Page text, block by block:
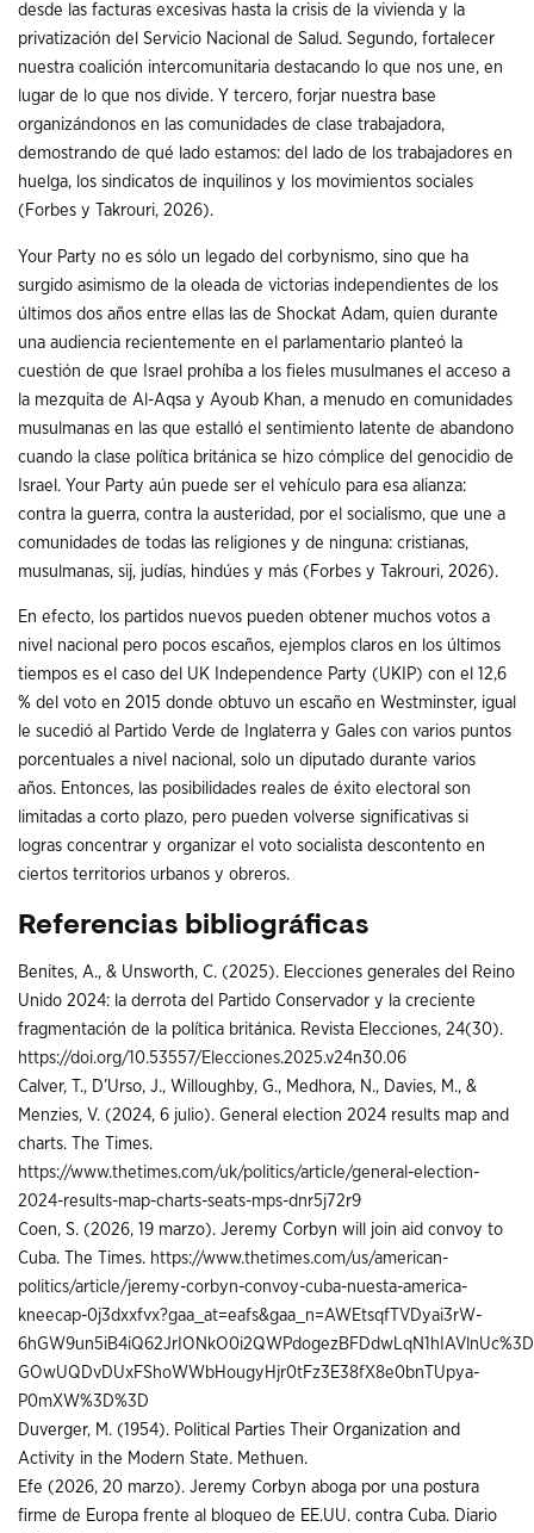
desde las facturas excesivas hasta la crisis de la vivienda y la
privatización del Servicio Nacional de Salud. Segundo, fortalecer
nuestra coalición intercomunitaria destacando lo que nos une, en
lugar de lo que nos divide. Y tercero, forjar nuestra base
organizándonos en las comunidades de clase trabajadora,
demostrando de qué lado estamos: del lado de los trabajadores en
huelga, los sindicatos de inquilinos y los movimientos sociales
(Forbes y Takrouri, 2026).
Your Party no es sólo un legado del corbynismo, sino que ha
surgido asimismo de la oleada de victorias independientes de los
últimos dos años entre ellas las de Shockat Adam, quien durante
una audiencia recientemente en el parlamentario planteó la
cuestión de que Israel prohíba a los fieles musulmanes el acceso a
la mezquita de Al-Aqsa y Ayoub Khan, a menudo en comunidades
musulmanas en las que estalló el sentimiento latente de abandono
cuando la clase política británica se hizo cómplice del genocidio de
Israel. Your Party aún puede ser el vehículo para esa alianza:
contra la guerra, contra la austeridad, por el socialismo, que une a
comunidades de todas las religiones y de ninguna: cristianas,
musulmanas, sij, judías, hindúes y más (Forbes y Takrouri, 2026).
En efecto, los partidos nuevos pueden obtener muchos votos a
nivel nacional pero pocos escaños, ejemplos claros en los últimos
tiempos es el caso del UK Independence Party (UKIP) con el 12,6
% del voto en 2015 donde obtuvo un escaño en Westminster, igual
le sucedió al Partido Verde de Inglaterra y Gales con varios puntos
porcentuales a nivel nacional, solo un diputado durante varios
años. Entonces, las posibilidades reales de éxito electoral son
limitadas a corto plazo, pero pueden volverse significativas si
logras concentrar y organizar el voto socialista descontento en
ciertos territorios urbanos y obreros.
Referencias bibliográficas
Benites, A., & Unsworth, C. (2025). Elecciones generales del Reino
Unido 2024: la derrota del Partido Conservador y la creciente
fragmentación de la política británica. Revista Elecciones, 24(30).
https://doi.org/10.53557/Elecciones.2025.v24n30.06
Calver, T., D’Urso, J., Willoughby, G., Medhora, N., Davies, M., &
Menzies, V. (2024, 6 julio). General election 2024 results map and
charts. The Times.
https://www.thetimes.com/uk/politics/article/general-election-
2024-results-map-charts-seats-mps-dnr5j72r9
Coen, S. (2026, 19 marzo). Jeremy Corbyn will join aid convoy to
Cuba. The Times. https://www.thetimes.com/us/american-
politics/article/jeremy-corbyn-convoy-cuba-nuesta-america-
kneecap-0j3dxxfvx?gaa_at=eafs&gaa_n=AWEtsqfTVDyai3rW-
GOwUQDvDUxFShoWWbHougyHjr0tFz3E38fX8e0bnTUpya-
P0mXW%3D%3D
Duverger, M. (1954). Political Parties Their Organization and
Activity in the Modern State. Methuen.
Efe (2026, 20 marzo). Jeremy Corbyn aboga por una postura
firme de Europa frente al bloqueo de EE.UU. contra Cuba. Diario